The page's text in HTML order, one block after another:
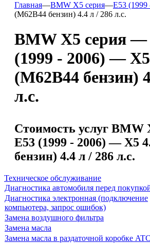
Главная—BMW X5 серия—E53 (1999
(M62B44 бензин) 4.4 л / 286 л.с.
BMW X5 серия —
(1999 - 2006) —
(M62B44 бензин)
л.с.
Стоимость услуг
E53 (1999 - 2006) — X5
бензин) 4.4 л / 286 л.с.
Техническое обслуживание
Диагностика автомобиля перед
Диагностика электронная (подключение
компьютера, запрос ошибок)
Замена воздушного фильтра
Замена масла
Замена масла в раздаточной коробке